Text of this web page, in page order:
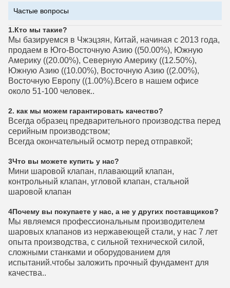
Частые вопросы
1.Кто мы такие?
Мы базируемся в Чжэцзян, Китай, начиная с 2013 года,
продаем в Юго-Восточную Азию ((50.00%), Южную
Америку ((20.00%), Северную Америку ((12.50%),
Южную Азию ((10.00%), Восточную Азию ((2.00%),
Восточную Европу ((1.00%).Всего в нашем офисе
около 51-100 человек..
2. как мы можем гарантировать качество?
Всегда образец предварительного производства перед
серийным производством;
Всегда окончательный осмотр перед отправкой;
3Что вы можете купить у нас?
Мини шаровой клапан, плавающий клапан,
контрольный клапан, угловой клапан, стальной
шаровой клапан
4Почему вы покупаете у нас, а не у других поставщиков?
Мы являемся профессиональным производителем
шаровых клапанов из нержавеющей стали, у нас 7 лет
опыта производства, с сильной технической силой,
сложными станками и оборудованием для
испытаний.чтобы заложить прочный фундамент для
качества..